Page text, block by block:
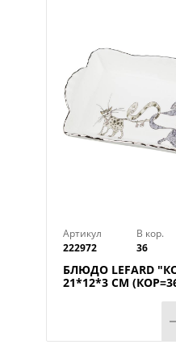
Артикул
222972
В кор.
36
БЛЮДО LEFARD
21*12*3 СМ